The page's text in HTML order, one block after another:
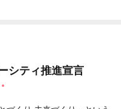
シティ推進宣言